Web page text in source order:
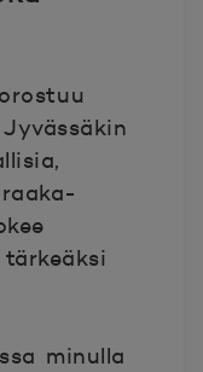
minulla